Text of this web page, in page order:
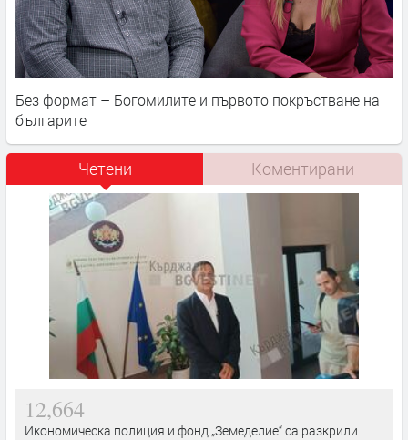
Без формат – Богомилите и първото покръстване на
българите
Четени Коментирани
12,664
Икономическа полиция и фонд „Земеделие“ са разкрили